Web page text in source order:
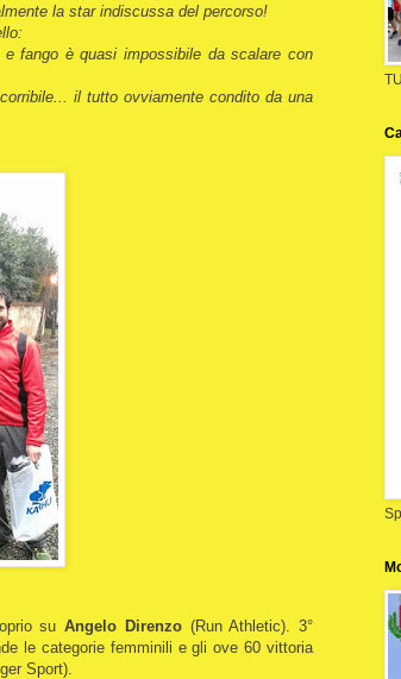
la star indiscussa del percorso!
fango è quasi impossibile da scalare con
il tutto ovviamente condito da una
suAngelo Direnzo(Run Athletic). 3°
le categorie femminili e gli ove 60 vittoria
Sport).